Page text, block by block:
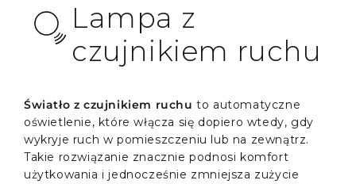
Lampa z
czujnikiem ruchu
Światło z czujnikiem ruchu to automatyczne
oświetlenie, które włącza się dopiero wtedy, gdy
wykryje ruch w pomieszczeniu lub na zewnątrz.
Takie rozwiązanie znacznie podnosi komfort
użytkowania i jednocześnie zmniejsza zużycie